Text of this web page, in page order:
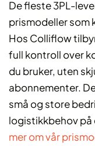
De fleste 3PL-
prismodeller som
Hos Colliflow
full kontroll over
du bruker, uten
abonnementer.
små og store
logistikkbehov
mer om vår